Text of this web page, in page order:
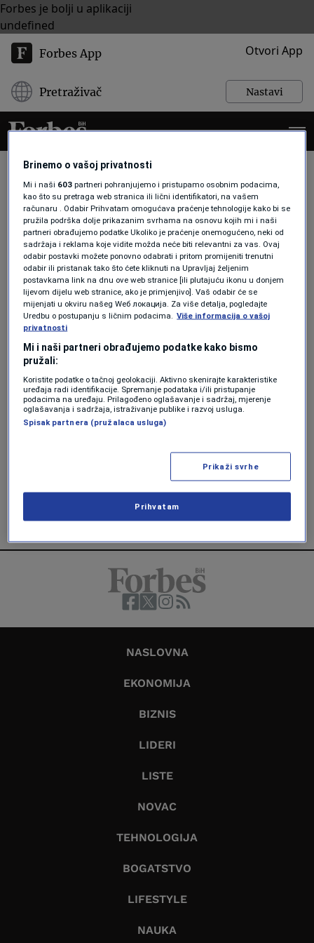
Forbes je bolji u aplikaciji
undefined
Forbes App Otvori App
Pretraživač Nastavi
ROBOTAKSI
TEHNOLOGIJA
Doktor Elon i Mister Musk: Haotično
preusmjeravanje Tesle ka
robotaksiju
Forbes
TEHNOLOGIJA
Kineski bespilotni taksi dobio zeleno
Forbes Slovenija
AKTUELNOSTI
NASLOVNA
EKONOMIJA
BIZNIS
LIDERI
LISTE
NOVAC
TEHNOLOGIJA
BOGATSTVO
LIFESTYLE
NAUKA
Brinemo o vašoj privatnosti
Mi i naši 603 partneri pohranjujemo i pristupamo osobnim podacima,
kao što su pretraga web stranica ili lični identifikatori, na vašem
računaru . Odabir Prihvatam omogućava praćenje tehnologije kako bi se
pružila podrška dolje prikazanim svrhama na osnovu kojih mi i naši
partneri obrađujemo podatke Ukoliko je praćenje onemogućeno, neki od
sadržaja i reklama koje vidite možda neće biti relevantni za vas. Ovaj
odabir postavki možete ponovno odabrati i pritom promijeniti trenutni
odabir ili pristanak tako što ćete kliknuti na Upravljaj željenim
postavkama link na dnu ove web stranice [ili plutajuću ikonu u donjem
lijevom dijelu web stranice, ako je primjenjivo]. Vaš odabir će se
mijenjati u okviru našeg Wеб локација. Za više detalja, pogledajte
Uredbu o postupanju s ličnim podacima.
Više informacija o vašoj
privatnosti
Mi i naši partneri obrađujemo podatke kako bismo
pružali:
Koristite podatke o tačnoj geolokaciji. Aktivno skenirajte karakteristike
uređaja radi identifikacije. Spremanje podataka i/ili pristupanje
podacima na uređaju. Prilagođeno oglašavanje i sadržaj, mjerenje
oglašavanja i sadržaja, istraživanje publike i razvoj usluga.
Spisak partnera (pružalaca usluga)
Prikaži svrhe
Prihvatam